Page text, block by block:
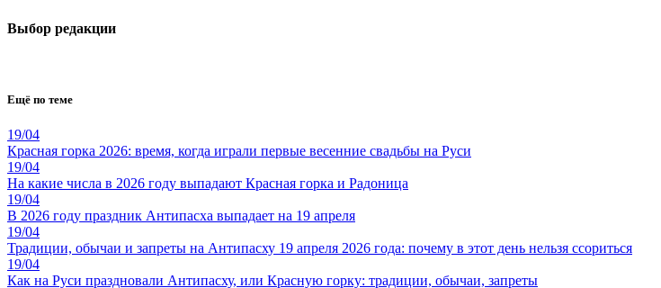
Выбор редакции
Ещё по теме
19/04
Красная горка 2026: время, когда играли первые весенние свадьбы на Руси
19/04
На какие числа в 2026 году выпадают Красная горка и Радоница
19/04
В 2026 году праздник Антипасха выпадает на 19 апреля
19/04
Традиции, обычаи и запреты на Антипасху 19 апреля 2026 года: почему в этот день нельзя ссориться
19/04
Как на Руси праздновали Антипасху, или Красную горку: традиции, обычаи, запреты